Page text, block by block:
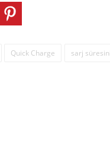
Quick Charge sarj